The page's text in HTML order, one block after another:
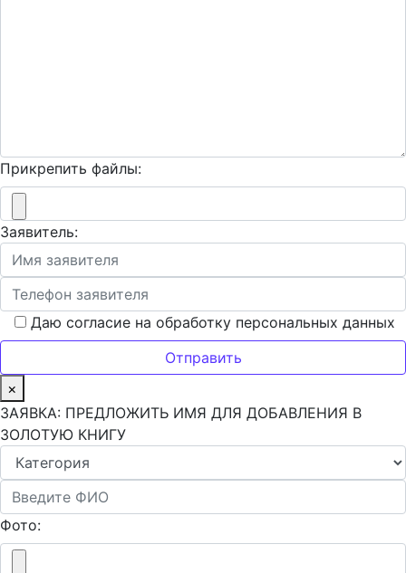
Прикрепить файлы:
Заявитель:
Даю согласие на обработку персональных данных
×
ЗАЯВКА: ПРЕДЛОЖИТЬ ИМЯ ДЛЯ ДОБАВЛЕНИЯ В
ЗОЛОТУЮ КНИГУ
Фото: